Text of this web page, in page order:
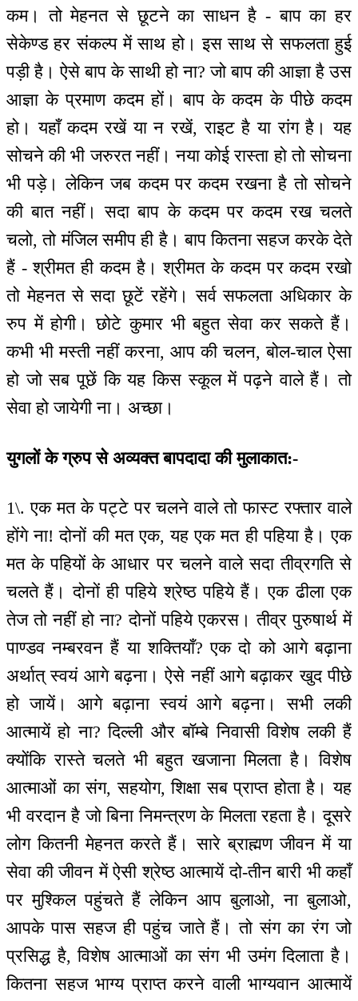
कम। तो मेहनत से छूटने का साधन है - बाप का हर
सेकेण्ड हर संकल्प में साथ हो। इस साथ से सफलता हुई
पड़ी है। ऐसे बाप के साथी हो ना? जो बाप की आज्ञा है उस
आज्ञा के प्रमाण कदम हों। बाप के कदम के पीछे कदम
हो। यहाँ कदम रखें या न रखें, राइट है या रांग है। यह
सोचने की भी जरुरत नहीं। नया कोई रास्ता हो तो सोचना
भी पड़े। लेकिन जब कदम पर कदम रखना है तो सोचने
की बात नहीं। सदा बाप के कदम पर कदम रख चलते
चलो, तो मंजिल समीप ही है। बाप कितना सहज करके देते
हैं - श्रीमत ही कदम है। श्रीमत के कदम पर कदम रखो
तो मेहनत से सदा छूटें रहेंगे। सर्व सफलता अधिकार के
रुप में होगी। छोटे कुमार भी बहुत सेवा कर सकते हैं।
कभी भी मस्ती नहीं करना, आप की चलन, बोल-चाल ऐसा
हो जो सब पूछें कि यह किस स्कूल में पढ़ने वाले हैं। तो
सेवा हो जायेगी ना। अच्छा।
युगलों के ग्रुप से अव्यक्त बापदादा की मुलाकात:-
1\. एक मत के पट्टे पर चलने वाले तो फास्ट रफ्तार वाले
होंगे ना! दोनों की मत एक, यह एक मत ही पहिया है। एक
मत के पहियों के आधार पर चलने वाले सदा तीव्रगति से
चलते हैं। दोनों ही पहिये श्रेष्ठ पहिये हैं। एक ढीला एक
तेज तो नहीं हो ना? दोनों पहिये एकरस। तीव्र पुरुषार्थ में
पाण्डव नम्बरवन हैं या शक्तियाँ? एक दो को आगे बढ़ाना
अर्थात् स्वयं आगे बढ़ना। ऐसे नहीं आगे बढ़ाकर खुद पीछे
हो जायें। आगे बढ़ाना स्वयं आगे बढ़ना। सभी लकी
आत्मायें हो ना? दिल्ली और बॉम्बे निवासी विशेष लकी हैं
क्योंकि रास्ते चलते भी बहुत खजाना मिलता है। विशेष
आत्माओं का संग, सहयोग, शिक्षा सब प्राप्त होता है। यह
भी वरदान है जो बिना निमन्‍त्रण के मिलता रहता है। दूसरे
लोग कितनी मेहनत करते हैं। सारे ब्राह्मण जीवन में या
सेवा की जीवन में ऐसी श्रेष्ठ आत्मायें दो-तीन बारी भी कहाँ
पर मुश्किल पहुंचते हैं लेकिन आप बुलाओ, ना बुलाओ,
आपके पास सहज ही पहुंच जाते हैं। तो संग का रंग जो
प्रसिद्ध है, विशेष आत्माओं का संग भी उमंग दिलाता है।
कितना सहज भाग्य प्राप्त करने वाली भाग्यवान आत्मायें